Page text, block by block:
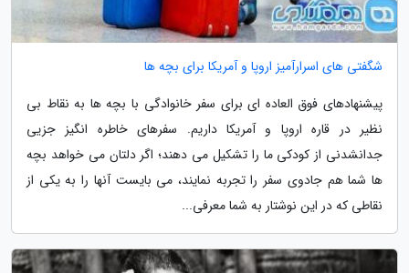
شگفتی های اسرارآمیز اروپا و آمریکا برای بچه ها
پیشنهادهای فوق العاده ای برای سفر خانوادگی با بچه ها به نقاط بی
نظیر در قاره اروپا و آمریکا داریم. سفرهای خاطره انگیز جزیی
جدانشدنی از کودکی ما را تشکیل می دهند؛ اگر دلتان می خواهد بچه
ها شما هم جادوی سفر را تجربه نمایند، می بایست آنها را به یکی از
نقاطی که در این نوشتار به شما معرفی...